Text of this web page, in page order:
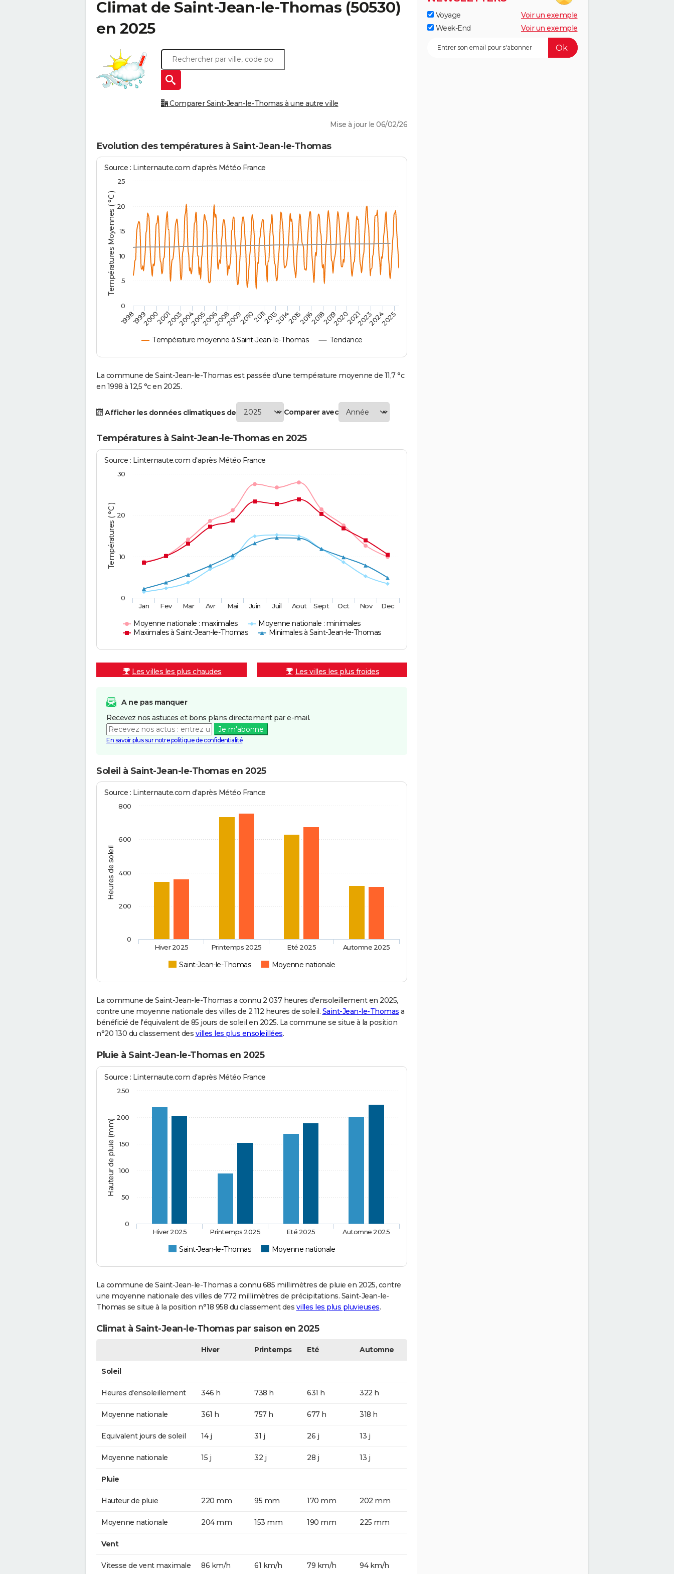
Climat de Saint-Jean-le-Thomas (50530)
en 2025
Comparer Saint-Jean-le-Thomas à une autre ville
Mise à jour le 06/02/26
Evolution des températures à Saint-Jean-le-Thomas
Températures Moyennes ( °C )
Source : Linternaute.com d'après Météo France
Température moyenne à Saint-Jean-le-Thomas Tendance
1998 2014
199920002001200320042005200620082009201020112013 201520162018201920202021202320242025
0
5
10
15
20
25
La commune de Saint-Jean-le-Thomas est passée d'une température moyenne de 11,7 °c
en 1998 à 12,5 °c en 2025.
Afficher les données climatiques de Comparer avec
Températures à Saint-Jean-le-Thomas en 2025
Températures ( °C )
Source : Linternaute.com d'après Météo France
Moyenne nationale : maximales
Moyenne nationale : minimales
Maximales à Saint-Jean-le-Thomas
Minimales à Saint-Jean-le-Thomas
Jan Fev Mar Avr Mai Juin Juil Aout Sept Oct Nov Dec
0
10
20
30
Les villes les plus chaudes Les villes les plus froides
A ne pas manquer
Recevez nos astuces et bons plans directement par e-mail.
Je m'abonne
En savoir plus sur notre politique de confidentialité
Soleil à Saint-Jean-le-Thomas en 2025
Heures de soleil
Source : Linternaute.com d'après Météo France
Saint-Jean-le-Thomas Moyenne nationale
Hiver 2025 Printemps 2025 Eté 2025 Automne 2025
0
200
400
600
800
La commune de Saint-Jean-le-Thomas a connu 2 037 heures d'ensoleillement en 2025,
contre une moyenne nationale des villes de 2 112 heures de soleil. Saint-Jean-le-Thomas a
bénéficié de l'équivalent de 85 jours de soleil en 2025. La commune se situe à la position
n°20 130 du classement des villes les plus ensoleillées.
Pluie à Saint-Jean-le-Thomas en 2025
Hauteur de pluie (mm)
Source : Linternaute.com d'après Météo France
Saint-Jean-le-Thomas Moyenne nationale
Hiver 2025 Printemps 2025 Eté 2025 Automne 2025
0
50
100
150
200
250
La commune de Saint-Jean-le-Thomas a connu 685 millimètres de pluie en 2025, contre
une moyenne nationale des villes de 772 millimètres de précipitations. Saint-Jean-le-
Thomas se situe à la position n°18 958 du classement des villes les plus pluvieuses.
Climat à Saint-Jean-le-Thomas par saison en 2025
Hiver Printemps Eté Automne
Soleil
Heures d'ensoleillement 346 h 738 h 631 h 322 h
Moyenne nationale 361 h 757 h 677 h 318 h
Equivalent jours de soleil 14 j 31 j 26 j 13 j
Moyenne nationale 15 j 32 j 28 j 13 j
Pluie
Hauteur de pluie 220 mm 95 mm 170 mm 202 mm
Moyenne nationale 204 mm 153 mm 190 mm 225 mm
Vent
Vitesse de vent maximale 86 km/h 61 km/h 79 km/h 94 km/h
Voyage
Voir un exemple
Week-End
Voir un exemple